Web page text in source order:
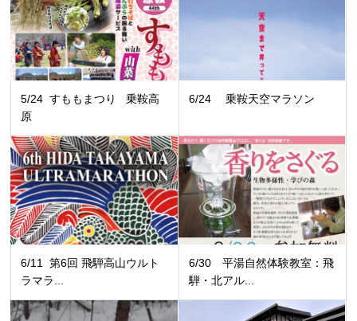
5/24 すももまつり 乗鞍高
原
6/24 乗鞍天空マラソン
6/11 第6回 飛騨高山ウルト
ラマラ...
6/30 平湯自然体験教室：飛
騨・北アル...